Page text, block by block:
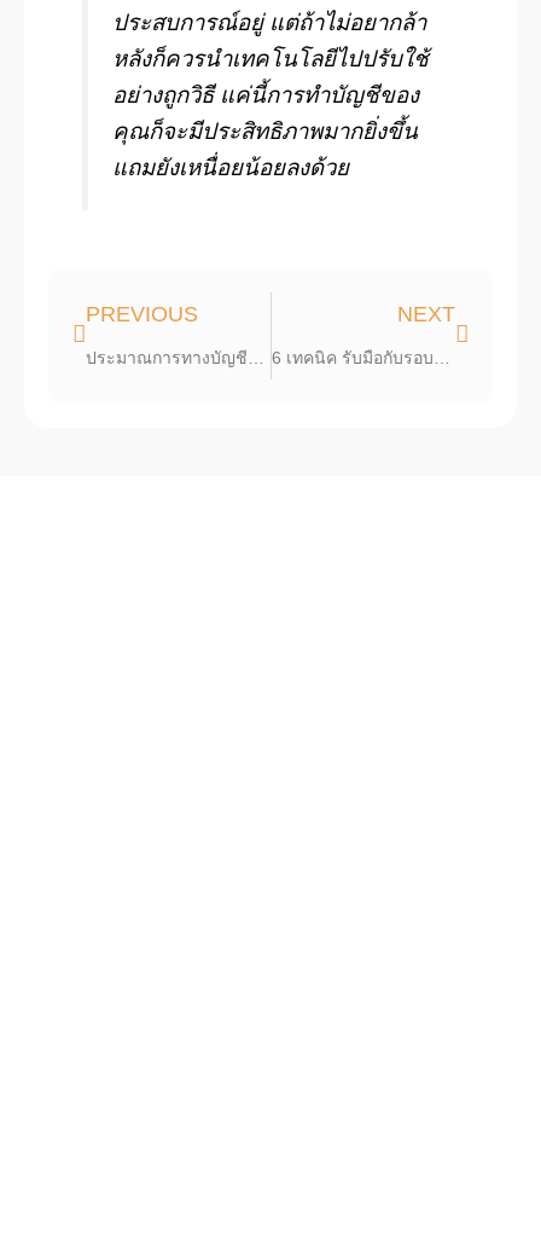
ประสบการณ์อยู่ แต่ถ้าไม่อยากล้า
หลังก็ควรนำเทคโนโลยีไปปรับใช้
อย่างถูกวิธี แค่นี้การทำบัญชีของ
คุณก็จะมีประสิทธิภาพมากยิ่งขึ้น
แถมยังเหนื่อยน้อยลงด้วย
PREVIOUS NEXT